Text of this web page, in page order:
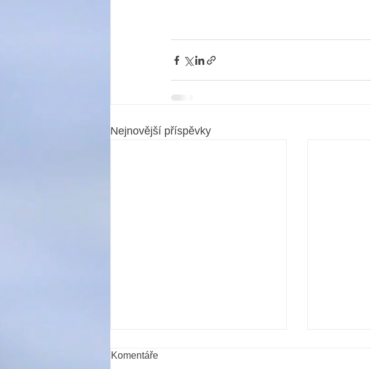
Nejnovější příspěvky
Komentáře